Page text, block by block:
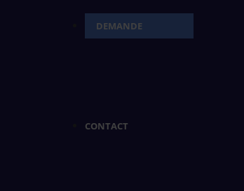
DEMANDE
CONTACT